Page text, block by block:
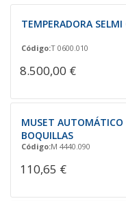
TEMPERADORA
Código:T 0600.010
8.500,00 €
MUSET
BOQUILLAS
Código:M 4440.090
110,65 €